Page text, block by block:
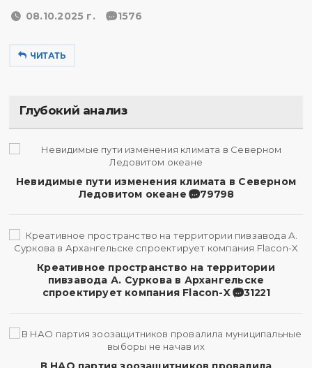
08.10.2025 г. 1576
ЧИТАТЬ
Глубокий анализ
Невидимые пути изменения климата в Северном
Ледовитом океане
79798
Креативное пространство на территории
пивзавода А. Суркова в Архангельске
спроектирует компания Flacon-X
31221